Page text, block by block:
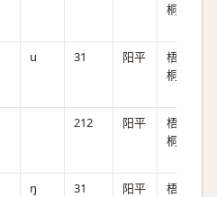
桐。
u 31 阳平
梧
桐。
212 阳平
梧
桐。
ŋ 31 阳平
梧